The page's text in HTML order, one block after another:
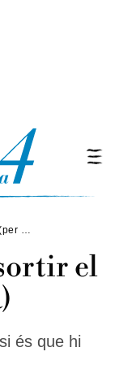
Qualsevol nit pot sortir el sol (per Albert Pla)
el
és que hi